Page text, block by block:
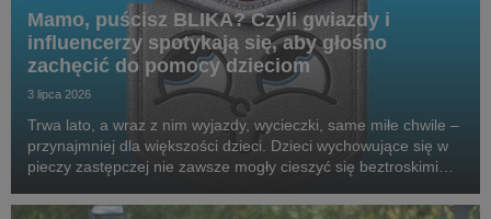
Mamo, puścisz BLIKA? Czyli gwiazdy i
influencerzy spotykają się, aby głośno
zachęcić do pomocy dzieciom
3 lipca 2026
Trwa lato, a wraz z nim wyjazdy, wycieczki, same miłe chwile –
przynajmniej dla większości dzieci. Dzieci wychowujące się w
pieczy zastępczej nie zawsze mogły cieszyć się beztroskimi
SOS Wiosek Dziecięcych, gwiazdy,...